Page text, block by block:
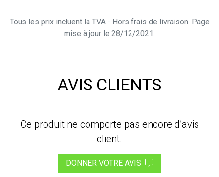
Tous les prix incluent la TVA - Hors frais de livraison. Page
mise à jour le 28/12/2021.
AVIS CLIENTS
Ce produit ne comporte pas encore d’avis
client.
DONNER VOTRE AVIS